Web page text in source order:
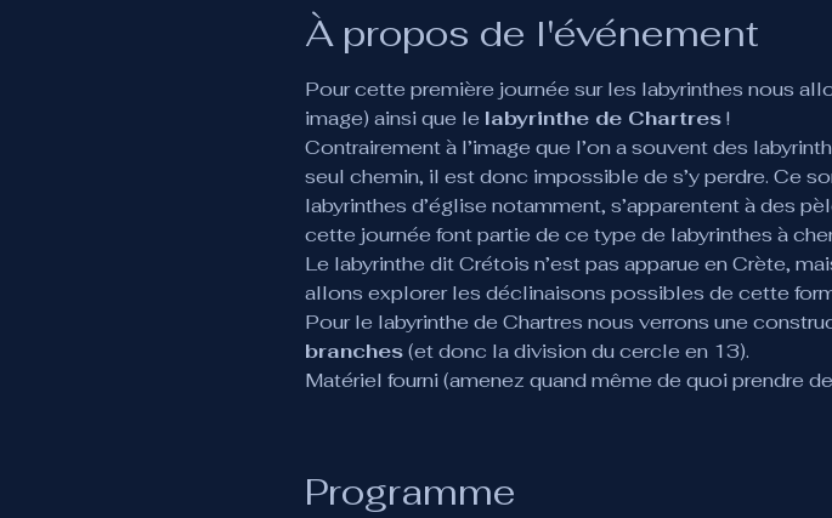
À propos de l'événement
Pour cette première journée sur les labyrinthes nous
image) ainsi que le labyrinthe de Chartres !
Contrairement à l’image que l’on a souvent des
seul chemin, il est donc impossible de s’y perdre. Ce
labyrinthes d’église notamment, s’apparentent à des
cette journée font partie de ce type de labyrinthes à
Le labyrinthe dit Crétois n’est pas apparue en Crète,
allons explorer les déclinaisons possibles de cette
Pour le labyrinthe de Chartres nous verrons une
branches (et donc la division du cercle en 13).
Matériel fourni (amenez quand même de quoi prendre
Programme